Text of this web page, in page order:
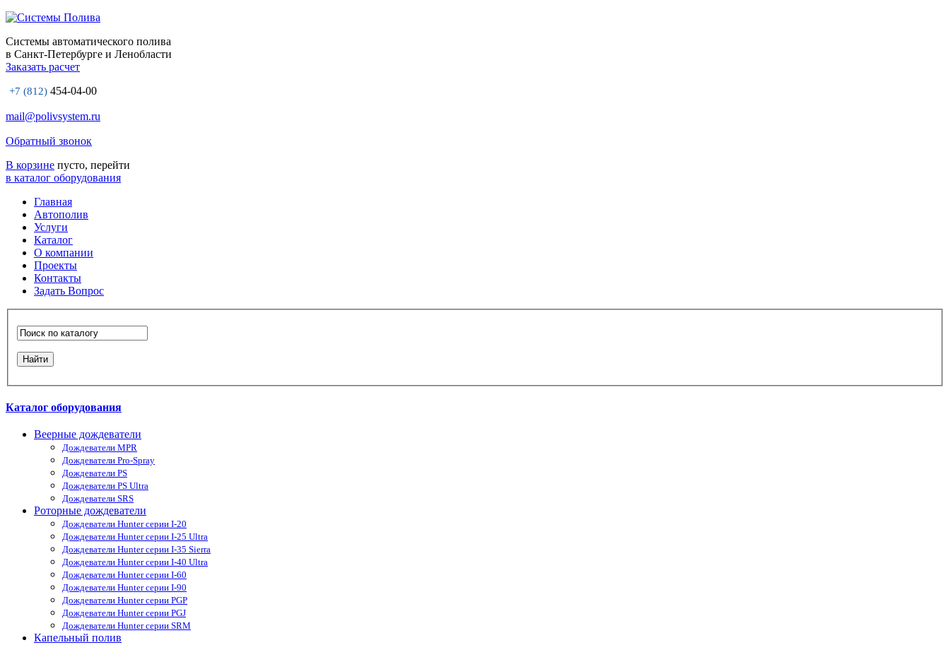
Системы автоматического полива
в Санкт-Петербурге и Ленобласти
Заказать расчет
+7 (812) 454-04-00
mail@polivsystem.ru
Обратный звонок
В корзине пусто, перейти
в каталог оборудования
Главная
Автополив
Услуги
Каталог
О компании
Проекты
Контакты
Задать Вопрос
Каталог оборудования
Веерные дождеватели
Дождеватели MPR
Дождеватели Pro-Spray
Дождеватели PS
Дождеватели PS Ultra
Дождеватели SRS
Роторные дождеватели
Дождеватели Hunter серии I-20
Дождеватели Hunter серии I-25 Ultra
Дождеватели Hunter серии I-35 Sierra
Дождеватели Hunter серии I-40 Ultra
Дождеватели Hunter серии I-60
Дождеватели Hunter серии I-90
Дождеватели Hunter серии PGP
Дождеватели Hunter серии PGJ
Дождеватели Hunter серии SRM
Капельный полив